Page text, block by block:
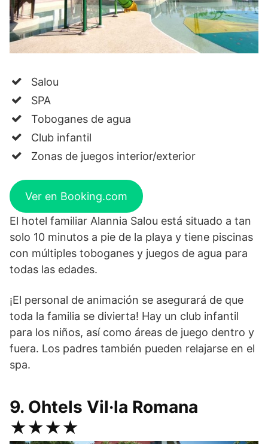
Salou
SPA
Toboganes de agua
Club infantil
Zonas de juegos interior/exterior
Ver en Booking.com
El hotel familiar Alannia Salou está situado a tan
solo 10 minutos a pie de la playa y tiene piscinas
con múltiples toboganes y juegos de agua para
todas las edades.
¡El personal de animación se asegurará de que
toda la familia se divierta! Hay un club infantil
para los niños, así como áreas de juego dentro y
fuera. Los padres también pueden relajarse en el
spa.
9. Ohtels Vil·la Romana
★★★★